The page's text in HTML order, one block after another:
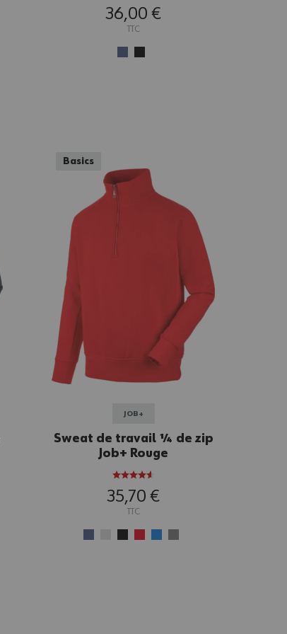
36,00 €
TTC
Basics
JOB+
Sweat de travail ¼ de zip
Job+ Rouge
35,70 €
TTC